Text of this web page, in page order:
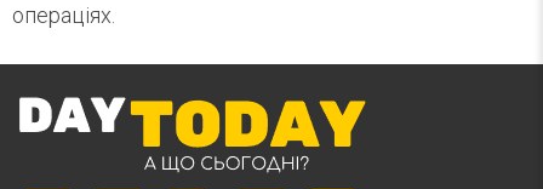
операціях.